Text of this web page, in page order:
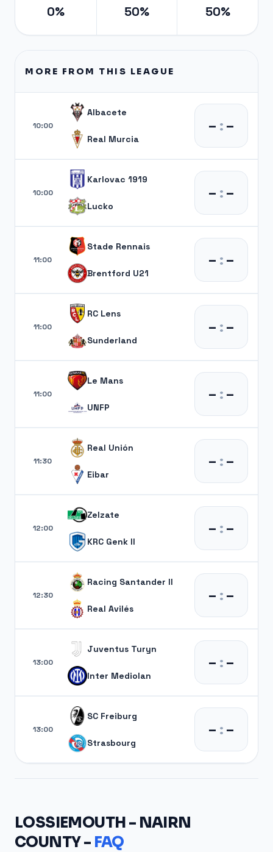
0% 50% 50%
MORE FROM THIS LEAGUE
10:00
Albacete
Real Murcia
– :–
10:00
Karlovac 1919
Lucko
– :–
11:00
Stade Rennais
Brentford U21
– :–
11:00
RC Lens
Sunderland
– :–
11:00
Le Mans
UNFP
– :–
11:30
Real Unión
Eibar
– :–
12:00
Zelzate
KRC Genk II
– :–
12:30
Racing Santander II
Real Avilés
– :–
13:00
Juventus Turyn
Inter Mediolan
– :–
13:00
SC Freiburg
Strasbourg
– :–
LOSSIEMOUTH - NAIRN
COUNTY - FAQ